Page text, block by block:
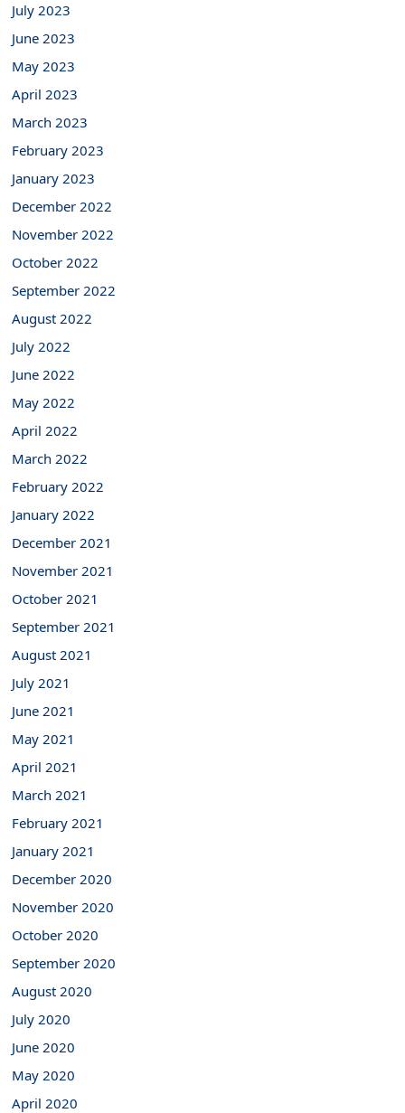
July 2023
June 2023
May 2023
April 2023
March 2023
February 2023
January 2023
December 2022
November 2022
October 2022
September 2022
August 2022
July 2022
June 2022
May 2022
April 2022
March 2022
February 2022
January 2022
December 2021
November 2021
October 2021
September 2021
August 2021
July 2021
June 2021
May 2021
April 2021
March 2021
February 2021
January 2021
December 2020
November 2020
October 2020
September 2020
August 2020
July 2020
June 2020
May 2020
April 2020